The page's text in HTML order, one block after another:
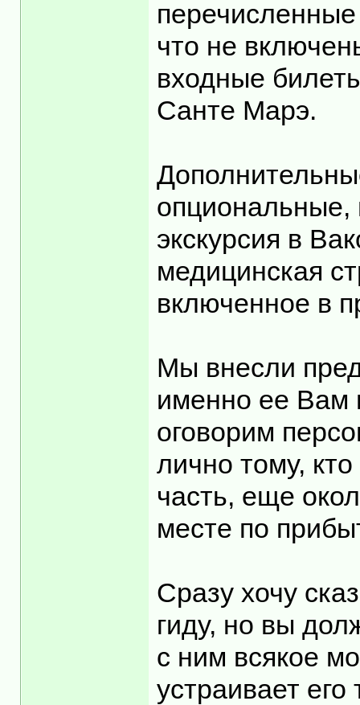
что не
входные
Санте Марэ.
опциональные,
экскурсия в
медицинская
включенное в
Мы внесли
именно ее Вам
оговорим
лично тому,
часть, еще
месте по
Сразу хочу
гиду, но вы
с ним всякое
устраивает